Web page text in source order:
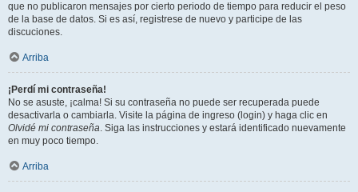
que no publicaron mensajes por cierto periodo de tiempo para reducir el peso
de la base de datos. Si es así, registrese de nuevo y participe de las
discuciones.
Arriba
¡Perdí mi contraseña!
No se asuste, ¡calma! Si su contraseña no puede ser recuperada puede
desactivarla o cambiarla. Visite la página de ingreso (login) y haga clic en
Olvidé mi contraseña. Siga las instrucciones y estará identificado nuevamente
en muy poco tiempo.
Arriba